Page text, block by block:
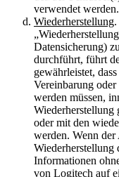
verwendet werden.
Wiederherstellung
Datensicherung)
durchführt, führt
gewährleistet,
Vereinbarung
werden müssen,
Wiederherstellung
oder mit den
werden. Wenn
Informationen
von Logitech auf